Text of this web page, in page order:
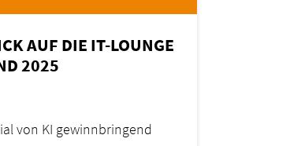
AUF DIE IT-LOUNGE
2025
von KI gewinnbringend